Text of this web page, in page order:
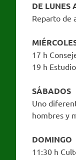
DE LUNES
Reparto de
17 h
19 h
SÁBADOS
Uno
hombres y
DOMINGO
11:30 h